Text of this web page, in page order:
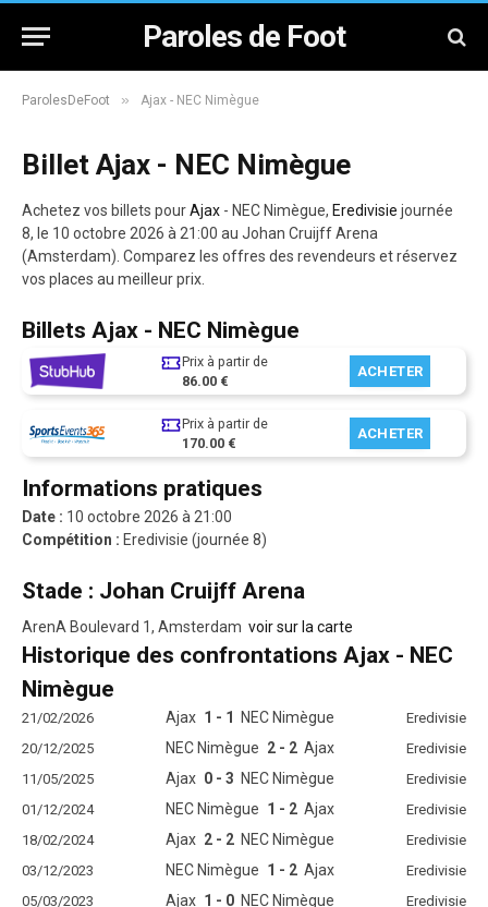
Paroles de Foot
ParolesDeFoot » Ajax - NEC Nimègue
Billet Ajax - NEC Nimègue
Achetez vos billets pourAjax - NEC Nimègue, Eredivisie journée
8, le 10 octobre 2026 à 21:00 au Johan Cruijff Arena
(Amsterdam). Comparez les offres des revendeurs et réservez
vos places au meilleur prix.
Billets Ajax - NEC Nimègue
Prix à partir de
86.00 €
ACHETER
Prix à partir de
170.00 €
ACHETER
Informations pratiques
Date : 10 octobre 2026 à 21:00
Compétition : Eredivisie (journée 8)
Stade : Johan Cruijff Arena
ArenA Boulevard 1, Amsterdam voir sur la carte
Historique des confrontations Ajax - NEC
Nimègue
21/02/2026 Ajax 1 - 1 NEC Nimègue
Eredivisie
20/12/2025
NEC Nimègue 2 - 2 Ajax
Eredivisie
11/05/2025
Ajax 0 - 3 NEC Nimègue
Eredivisie
01/12/2024
NEC Nimègue 1 - 2 Ajax
Eredivisie
18/02/2024
Ajax 2 - 2 NEC Nimègue
Eredivisie
03/12/2023
NEC Nimègue 1 - 2 Ajax
Eredivisie
05/03/2023
Ajax 1 - 0 NEC Nimègue
Eredivisie